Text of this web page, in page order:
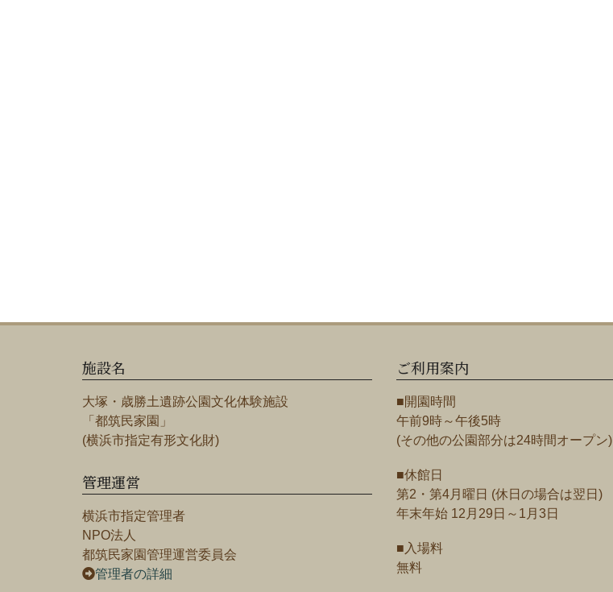
施設名
大塚・歳勝土遺跡公園文化体験施設
「都筑民家園」
(横浜市指定有形文化財)
管理運営
横浜市指定管理者
NPO法人
都筑民家園管理運営委員会
管理者の詳細
ご利用案内
■開園時間
午前9時～午後5時
(その他の公園部分は24時間オープン)
■休館日
第2・第4月曜日 (休日の場合は翌日)
年末年始 12月29日～1月3日
■入場料
無料